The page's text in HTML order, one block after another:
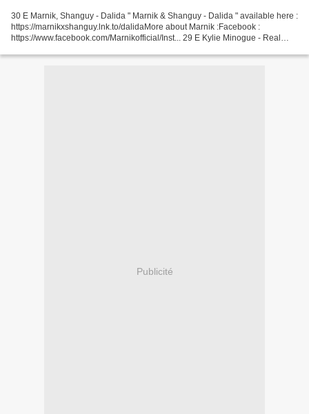
30 E Marnik, Shanguy - Dalida " Marnik & Shanguy - Dalida " available here :
https://marnikxshanguy.lnk.to/dalidaMore about Marnik :Facebook :
https://www.facebook.com/Marnikofficial/Inst... 29 E Kylie Minogue - Real
Publicité